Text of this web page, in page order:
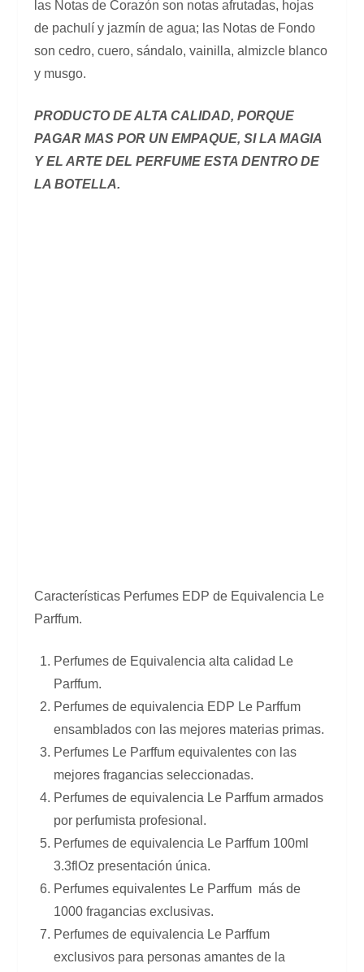
las Notas de Corazón son notas afrutadas, hojas
de pachulí y jazmín de agua; las Notas de Fondo
son cedro, cuero, sándalo, vainilla, almizcle blanco
y musgo.
PRODUCTO DE ALTA CALIDAD, PORQUE
PAGAR MAS POR UN EMPAQUE, SI LA MAGIA
Y EL ARTE DEL PERFUME ESTA DENTRO DE
LA BOTELLA.
Características Perfumes EDP de Equivalencia Le
Parffum.
Perfumes de Equivalencia alta calidad Le
Parffum.
Perfumes de equivalencia EDP Le Parffum
ensamblados con las mejores materias primas.
Perfumes Le Parffum equivalentes con las
mejores fragancias seleccionadas.
Perfumes de equivalencia Le Parffum armados
por perfumista profesional.
Perfumes de equivalencia Le Parffum 100ml
3.3flOz presentación única.
Perfumes equivalentes Le Parffum más de
1000 fragancias exclusivas.
Perfumes de equivalencia Le Parffum
exclusivos para personas amantes de la